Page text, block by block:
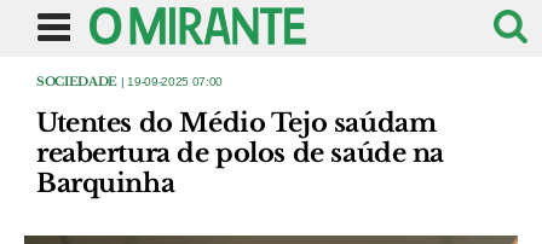
SOCIEDADE | 19-09-2025 07:00
Utentes do Médio Tejo saúdam
reabertura de polos de saúde na
Barquinha